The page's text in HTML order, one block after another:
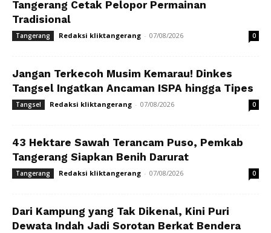
Tangerang Cetak Pelopor Permainan
Tradisional
Tangerang Redaksi kliktangerang - 07/08/2026 0
Jangan Terkecoh Musim Kemarau! Dinkes
Tangsel Ingatkan Ancaman ISPA hingga Tipes
Tangsel Redaksi kliktangerang - 07/08/2026 0
43 Hektare Sawah Terancam Puso, Pemkab
Tangerang Siapkan Benih Darurat
Tangerang Redaksi kliktangerang - 07/08/2026 0
Dari Kampung yang Tak Dikenal, Kini Puri
Dewata Indah Jadi Sorotan Berkat Bendera